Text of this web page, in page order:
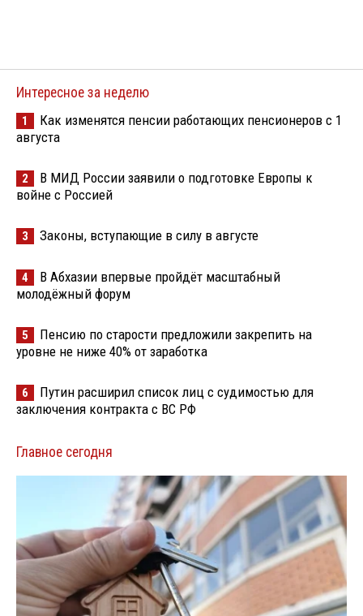
Интересное за неделю
1
Как изменятся пенсии работающих пенсионеров с 1
августа
2
В МИД России заявили о подготовке Европы к
войне с Россией
3 Законы, вступающие в силу в августе
4
В Абхазии впервые пройдёт масштабный
молодёжный форум
5
Пенсию по старости предложили закрепить на
уровне не ниже 40% от заработка
6
Путин расширил список лиц с судимостью для
заключения контракта с ВС РФ
Главное сегодня